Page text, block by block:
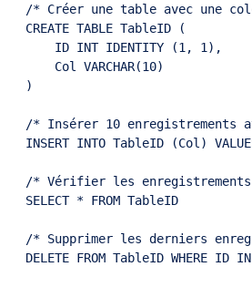
/* Créer une table avec une
CREATE TABLE TableID (
    ID INT IDENTITY (1, 1),
    Col VARCHAR(10)
)
/* Insérer 10 enregistrements
INSERT INTO TableID (Col)
/* Vérifier les
SELECT * FROM TableID
/* Supprimer les derniers
DELETE FROM TableID WHERE